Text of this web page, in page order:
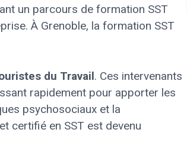
un parcours de formation SST
À Grenoble, la formation SST
du Travail. Ces intervenants
rapidement pour apporter les
psychosociaux et la
certifié en SST est devenu